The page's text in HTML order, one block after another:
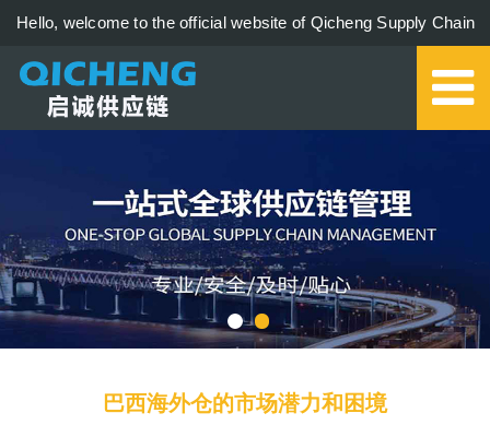
Hello, welcome to the official website of Qicheng Supply Chain
Management Co., Ltd.!
巴西海外仓的市场潜力和困境